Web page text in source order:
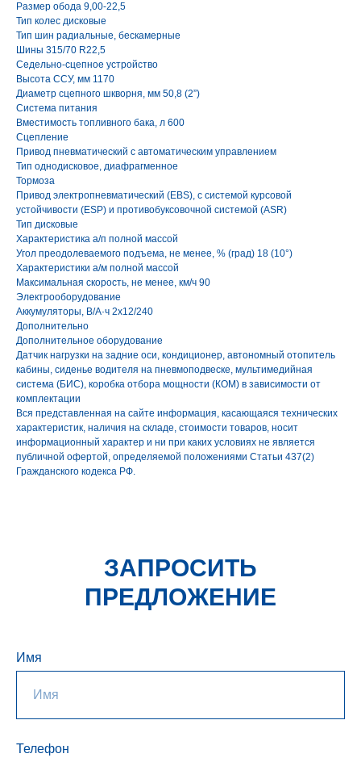
Размер обода 9,00-22,5
Тип колес дисковые
Тип шин радиальные, бескамерные
Шины 315/70 R22,5
Седельно-сцепное устройство
Высота ССУ, мм 1170
Диаметр сцепного шкворня, мм 50,8 (2”)
Система питания
Вместимость топливного бака, л 600
Сцепление
Привод пневматический с автоматическим управлением
Тип однодисковое, диафрагменное
Тормоза
Привод электропневматический (EBS), с системой курсовой
устойчивости (ESP) и противобуксовочной системой (ASR)
Тип дисковые
Характеристика а/п полной массой
Угол преодолеваемого подъема, не менее, % (град) 18 (10°)
Характеристики а/м полной массой
Максимальная скорость, не менее, км/ч 90
Электрооборудование
Аккумуляторы, В/А·ч 2х12/240
Дополнительно
Дополнительное оборудование
Датчик нагрузки на задние оси, кондиционер, автономный отопитель
кабины, сиденье водителя на пневмоподвеске, мультимедийная
система (БИС), коробка отбора мощности (КОМ) в зависимости от
комплектации
Вся представленная на сайте информация, касающаяся технических
характеристик, наличия на складе, стоимости товаров, носит
информационный характер и ни при каких условиях не является
публичной офертой, определяемой положениями Статьи 437(2)
Гражданского кодекса РФ.
ЗАПРОСИТЬ
ПРЕДЛОЖЕНИЕ
Имя
Телефон